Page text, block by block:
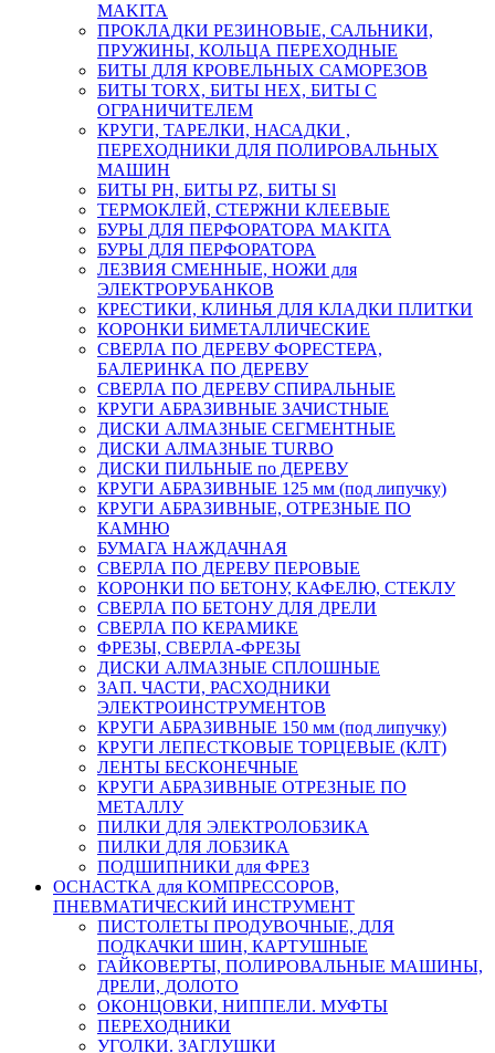
MAKITA
ПРОКЛАДКИ РЕЗИНОВЫЕ, САЛЬНИКИ,
ПРУЖИНЫ, КОЛЬЦА ПЕРЕХОДНЫЕ
БИТЫ ДЛЯ КРОВЕЛЬНЫХ САМОРЕЗОВ
БИТЫ TORX, БИТЫ НЕХ, БИТЫ С
ОГРАНИЧИТЕЛЕМ
КРУГИ, ТАРЕЛКИ, НАСАДКИ ,
ПЕРЕХОДНИКИ ДЛЯ ПОЛИРОВАЛЬНЫХ
МАШИН
БИТЫ PH, БИТЫ PZ, БИТЫ Sl
ТЕРМОКЛЕЙ, СТЕРЖНИ КЛЕЕВЫЕ
БУРЫ ДЛЯ ПЕРФОРАТОРА MAKITA
БУРЫ ДЛЯ ПЕРФОРАТОРА
ЛЕЗВИЯ СМЕННЫЕ, НОЖИ для
ЭЛЕКТРОРУБАНКОВ
КРЕСТИКИ, КЛИНЬЯ ДЛЯ КЛАДКИ ПЛИТКИ
КОРОНКИ БИМЕТАЛЛИЧЕСКИЕ
СВЕРЛА ПО ДЕРЕВУ ФОРЕСТЕРА,
БАЛЕРИНКА ПО ДЕРЕВУ
СВЕРЛА ПО ДЕРЕВУ СПИРАЛЬНЫЕ
КРУГИ АБРАЗИВНЫЕ ЗАЧИСТНЫЕ
ДИСКИ АЛМАЗНЫЕ СЕГМЕНТНЫЕ
ДИСКИ АЛМАЗНЫЕ TURBO
ДИСКИ ПИЛЬНЫЕ по ДЕРЕВУ
КРУГИ АБРАЗИВНЫЕ 125 мм (под липучку)
КРУГИ АБРАЗИВНЫЕ, ОТРЕЗНЫЕ ПО
КАМНЮ
БУМАГА НАЖДАЧНАЯ
СВЕРЛА ПО ДЕРЕВУ ПЕРОВЫЕ
КОРОНКИ ПО БЕТОНУ, КАФЕЛЮ, СТЕКЛУ
СВЕРЛА ПО БЕТОНУ ДЛЯ ДРЕЛИ
СВЕРЛА ПО КЕРАМИКЕ
ФРЕЗЫ, СВЕРЛА-ФРЕЗЫ
ДИСКИ АЛМАЗНЫЕ СПЛОШНЫЕ
ЗАП. ЧАСТИ, РАСХОДНИКИ
ЭЛЕКТРОИНСТРУМЕНТОВ
КРУГИ АБРАЗИВНЫЕ 150 мм (под липучку)
КРУГИ ЛЕПЕСТКОВЫЕ ТОРЦЕВЫЕ (КЛТ)
ЛЕНТЫ БЕСКОНЕЧНЫЕ
КРУГИ АБРАЗИВНЫЕ ОТРЕЗНЫЕ ПО
МЕТАЛЛУ
ПИЛКИ ДЛЯ ЭЛЕКТРОЛОБЗИКА
ПИЛКИ ДЛЯ ЛОБЗИКА
ПОДШИПНИКИ для ФРЕЗ
ОСНАСТКА для КОМПРЕССОРОВ,
ПНЕВМАТИЧЕСКИЙ ИНСТРУМЕНТ
ПИСТОЛЕТЫ ПРОДУВОЧНЫЕ, ДЛЯ
ПОДКАЧКИ ШИН, КАРТУШНЫЕ
ГАЙКОВЕРТЫ, ПОЛИРОВАЛЬНЫЕ МАШИНЫ,
ДРЕЛИ, ДОЛОТО
ОКОНЦОВКИ, НИППЕЛИ. МУФТЫ
ПЕРЕХОДНИКИ
УГОЛКИ. ЗАГЛУШКИ